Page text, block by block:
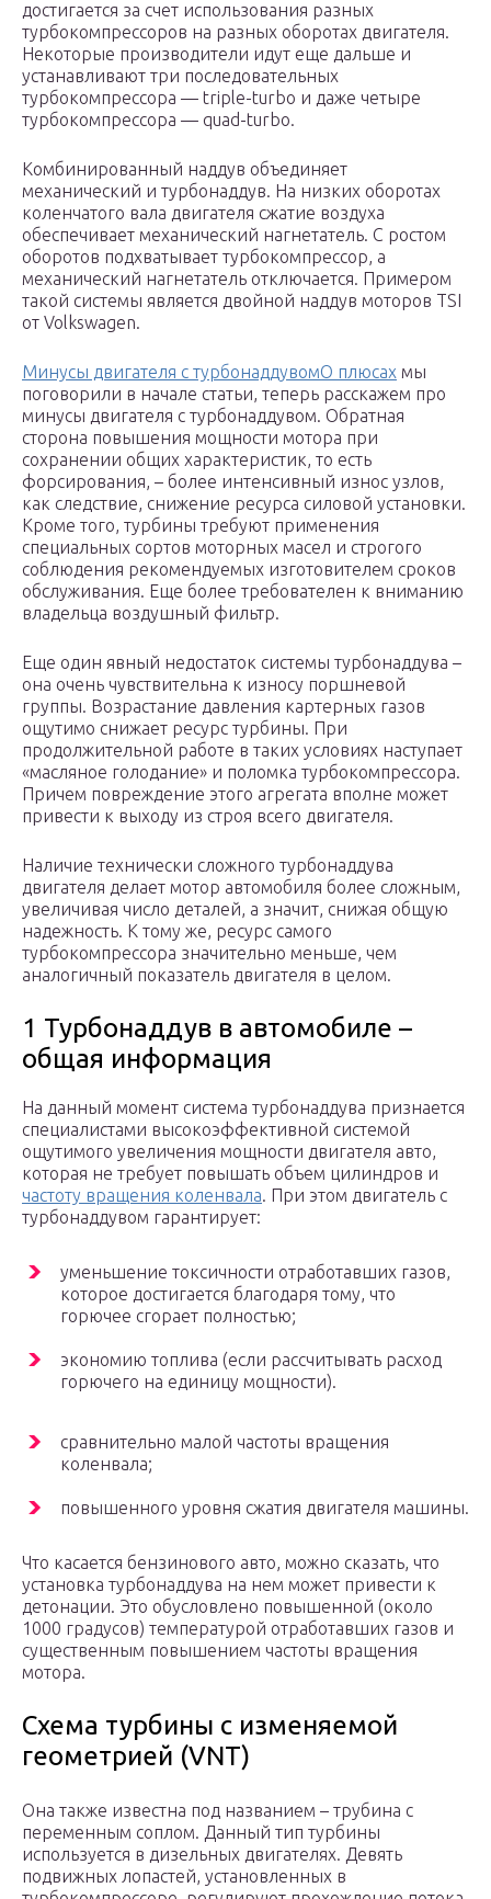
достигается за счет использования разных
турбокомпрессоров на разных оборотах двигателя.
Некоторые производители идут еще дальше и
устанавливают три последовательных
турбокомпрессора — triple-turbo и даже четыре
турбокомпрессора — quad-turbo.
Комбинированный наддув объединяет
механический и турбонаддув. На низких оборотах
коленчатого вала двигателя сжатие воздуха
обеспечивает механический нагнетатель. С ростом
оборотов подхватывает турбокомпрессор, а
механический нагнетатель отключается. Примером
такой системы является двойной наддув моторов TSI
от Volkswagen.
Минусы двигателя с турбонаддувомО плюсах мы
поговорили в начале статьи, теперь расскажем про
минусы двигателя с турбонаддувом. Обратная
сторона повышения мощности мотора при
сохранении общих характеристик, то есть
форсирования, – более интенсивный износ узлов,
как следствие, снижение ресурса силовой установки.
Кроме того, турбины требуют применения
специальных сортов моторных масел и строгого
соблюдения рекомендуемых изготовителем сроков
обслуживания. Еще более требователен к вниманию
владельца воздушный фильтр.
Еще один явный недостаток системы турбонаддува –
она очень чувствительна к износу поршневой
группы. Возрастание давления картерных газов
ощутимо снижает ресурс турбины. При
продолжительной работе в таких условиях наступает
«масляное голодание» и поломка турбокомпрессора.
Причем повреждение этого агрегата вполне может
привести к выходу из строя всего двигателя.
Наличие технически сложного турбонаддува
двигателя делает мотор автомобиля более сложным,
увеличивая число деталей, а значит, снижая общую
надежность. К тому же, ресурс самого
турбокомпрессора значительно меньше, чем
аналогичный показатель двигателя в целом.
1 Турбонаддув в автомобиле –
общая информация
На данный момент система турбонаддува признается
специалистами высокоэффективной системой
ощутимого увеличения мощности двигателя авто,
которая не требует повышать объем цилиндров и
частоту вращения коленвала. При этом двигатель с
турбонаддувом гарантирует:
уменьшение токсичности отработавших газов,
которое достигается благодаря тому, что
горючее сгорает полностью;
экономию топлива (если рассчитывать расход
горючего на единицу мощности).
сравнительно малой частоты вращения
коленвала;
повышенного уровня сжатия двигателя машины.
Что касается бензинового авто, можно сказать, что
установка турбонаддува на нем может привести к
детонации. Это обусловлено повышенной (около
1000 градусов) температурой отработавших газов и
существенным повышением частоты вращения
мотора.
Схема турбины с изменяемой
геометрией (VNT)
Она также известна под названием – трубина с
переменным соплом. Данный тип турбины
используется в дизельных двигателях. Девять
подвижных лопастей, установленных в